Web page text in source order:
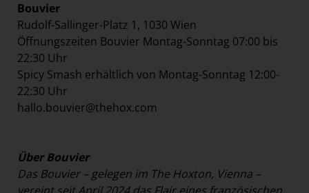
Bouvier
Rudolf-Sallinger-Platz 1, 1030 Wien
Öffnungszeiten Bouvier Montag-Sonntag 07:00 bis
22:30 Uhr
Spicy Smash erhältlich von Montag-Sonntag 12:00-
22:30 Uhr
hallo.bouvier@thehox.com
Über Bouvier
Das Bouvier – gelegen im The Hoxton, Vienna –